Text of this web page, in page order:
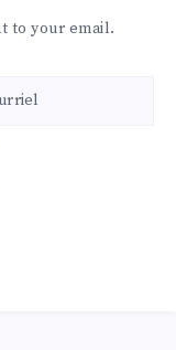
to your email.